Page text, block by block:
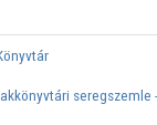
seregszemle